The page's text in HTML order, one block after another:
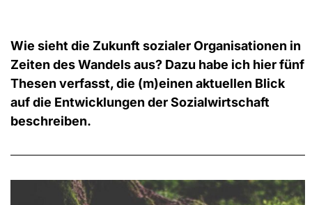
Wie sieht die Zukunft sozialer Organisationen in
Zeiten des Wandels aus? Dazu habe ich hier fünf
Thesen verfasst, die (m)einen aktuellen Blick
auf die Entwicklungen der Sozialwirtschaft
beschreiben.